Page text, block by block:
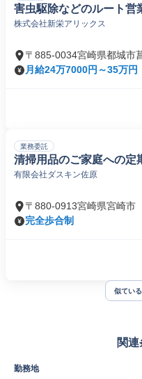
害虫駆除などのルート営
株式会社新栄アリックス
〒885-0034宮崎県都城市
月給24万7000円～35万円
業務委託
清掃用品のご家庭への定
有限会社ダスキン佐原
〒880-0913宮崎県宮崎市
完全歩合制
似てい
関
勤務地